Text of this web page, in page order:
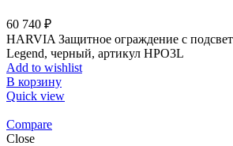
60 740 ₽
HARVIA Защитное ограждение с
Legend, черный, артикул HPO3L
Add to wishlist
В корзину
Quick view
Compare
Close